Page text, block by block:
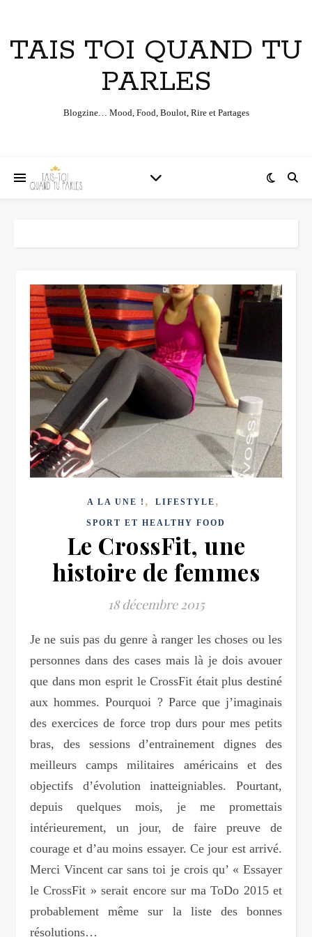
TAIS TOI QUAND TU
PARLES
Blogzine… Mood, Food, Boulot, Rire et Partages
A LA UNE ! , LIFESTYLE ,
SPORT ET HEALTHY FOOD
Le CrossFit, une
histoire de femmes
18 décembre 2015
Je ne suis pas du genre à ranger les choses ou les
personnes dans des cases mais là je dois avouer
que dans mon esprit le CrossFit était plus destiné
aux hommes. Pourquoi ? Parce que j’imaginais
des exercices de force trop durs pour mes petits
bras, des sessions d’entrainement dignes des
meilleurs camps militaires américains et des
objectifs d’évolution inatteigniables. Pourtant,
depuis quelques mois, je me promettais
intérieurement, un jour, de faire preuve de
courage et d’au moins essayer. Ce jour est arrivé.
Merci Vincent car sans toi je crois qu’ « Essayer
le CrossFit » serait encore sur ma ToDo 2015 et
probablement même sur la liste des bonnes
résolutions…